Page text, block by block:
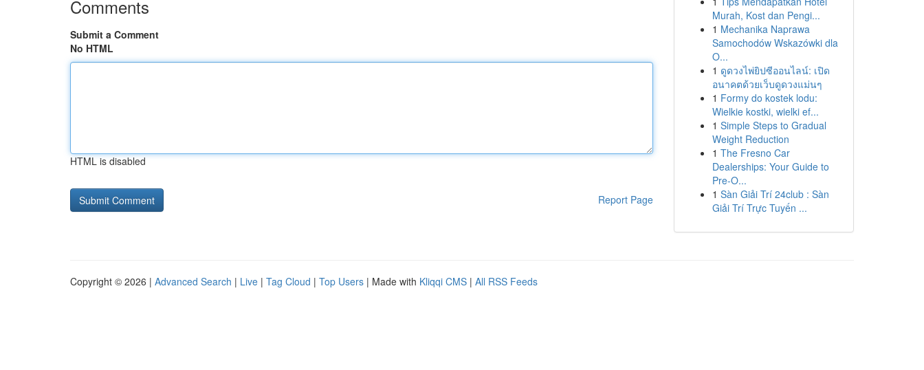
Comments
Submit a Comment
No HTML
HTML is disabled
Report Page
Murah, Kost dan Pengi...
1 Mechanika Naprawa
Samochodów Wskazówki dla
O...
1 ดูดวงไพ่ยิปซีออนไลน์: เปิด
อนาคตด้วยเว็บดูดวงแม่นๆ
1 Formy do kostek lodu:
Wielkie kostki, wielki ef...
1 Simple Steps to Gradual
Weight Reduction
1 The Fresno Car
Dealerships: Your Guide to
Pre-O...
1 Sàn Giải Trí 24club : Sàn
Giải Trí Trực Tuyến ...
Copyright © 2026 | Advanced Search | Live | Tag Cloud | Top Users | Made with Kliqqi CMS | All RSS Feeds